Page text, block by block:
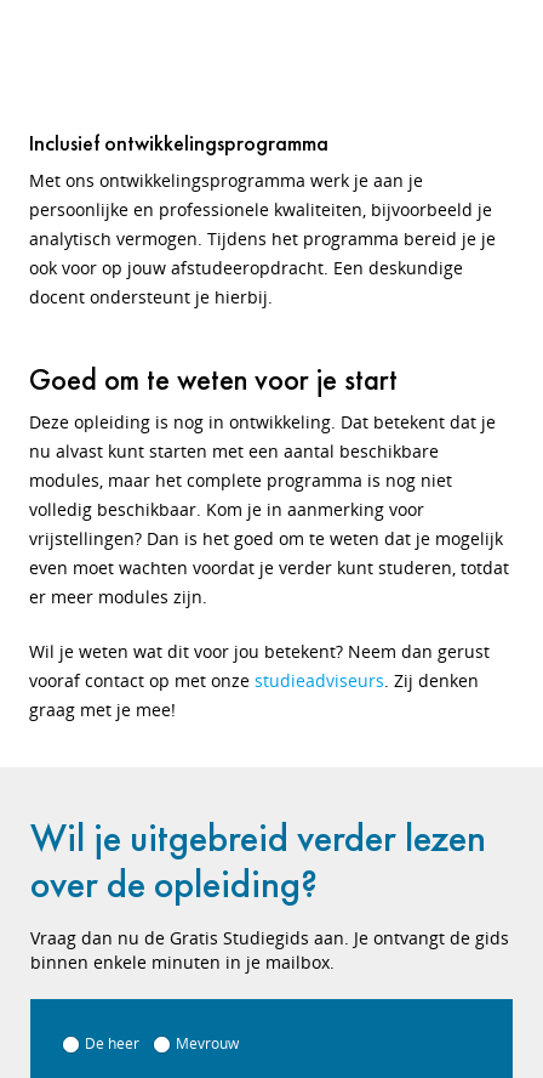
Inclusief ontwikkelingsprogramma
Met ons ontwikkelingsprogramma werk je aan je
persoonlijke en professionele kwaliteiten, bijvoorbeeld je
analytisch vermogen. Tijdens het programma bereid je je
ook voor op jouw afstudeeropdracht. Een deskundige
docent ondersteunt je hierbij.
Goed om te weten voor je start
Deze opleiding is nog in ontwikkeling. Dat betekent dat je
nu alvast kunt starten met een aantal beschikbare
modules, maar het complete programma is nog niet
volledig beschikbaar. Kom je in aanmerking voor
vrijstellingen? Dan is het goed om te weten dat je mogelijk
even moet wachten voordat je verder kunt studeren, totdat
er meer modules zijn.
Wil je weten wat dit voor jou betekent? Neem dan gerust
vooraf contact op met onze studieadviseurs. Zij denken
graag met je mee!
Wil je uitgebreid verder lezen
over de opleiding?
Vraag dan nu de Gratis Studiegids aan. Je ontvangt de gids
binnen enkele minuten in je mailbox.
De heer Mevrouw